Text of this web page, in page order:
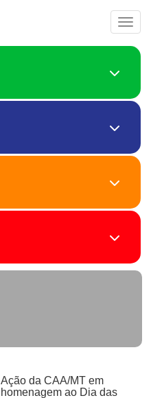
Ação da CAA/MT em
homenagem ao Dia das